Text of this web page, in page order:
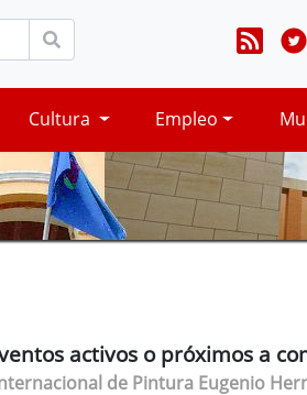
Cultura Empleo
activos o próximos a
de Pintura Eugenio